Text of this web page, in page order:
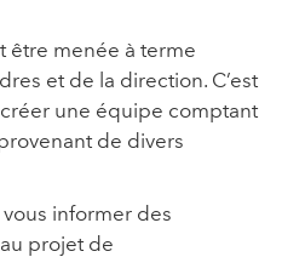
être menée à terme
et de la direction. C’est
une équipe comptant
de divers
informer des
projet de